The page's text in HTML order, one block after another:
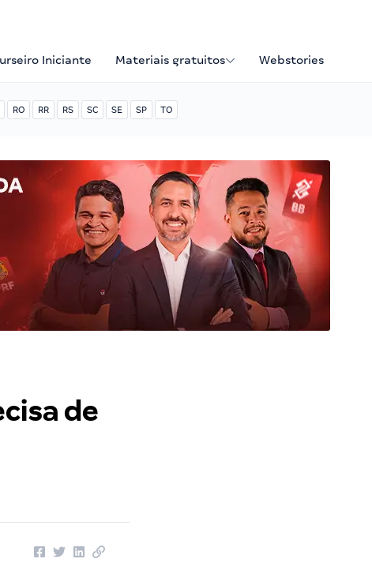
Iniciante Materiais gratuitos Webstories
RO RR RS SC SE SP TO
de